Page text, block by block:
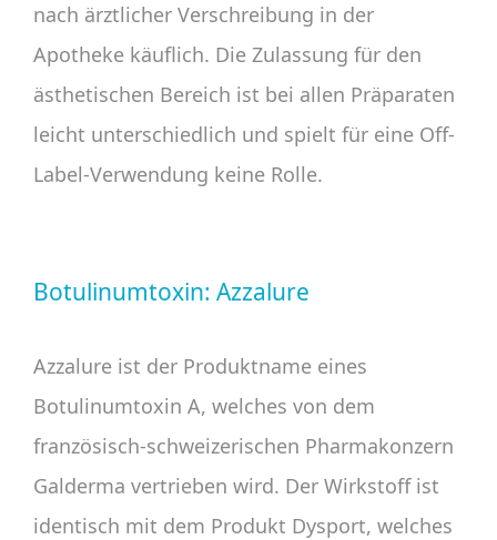
nach ärztlicher Verschreibung in der
Apotheke käuflich. Die Zulassung für den
ästhetischen Bereich ist bei allen Präparaten
leicht unterschiedlich und spielt für eine Off-
Label-Verwendung keine Rolle.
Botulinumtoxin: Azzalure
Azzalure ist der Produktname eines
Botulinumtoxin A, welches von dem
französisch-schweizerischen Pharmakonzern
Galderma vertrieben wird. Der Wirkstoff ist
identisch mit dem Produkt Dysport, welches